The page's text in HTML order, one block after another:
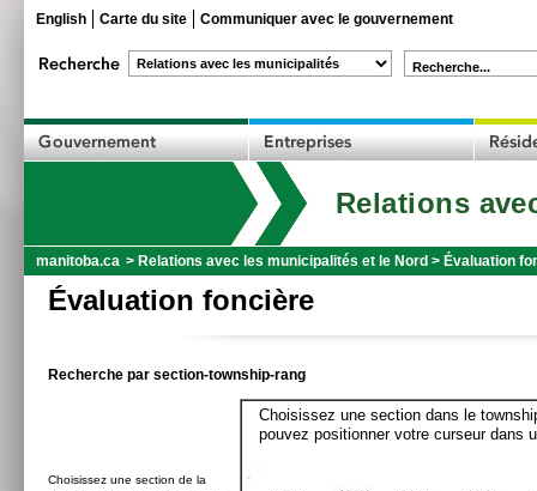
English Carte du site Communiquer avec le gouvernement
Recherche...
Relations
manitoba.ca > Relations avec les municipalités et le Nord > Évaluation
Évaluation foncière
Recherche par section-township-rang
Choisissez une section de la
Choisissez une section dans le
pouvez positionner votre curseur dans